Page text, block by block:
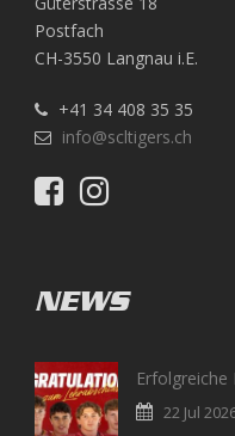
Postfach
CH-3550 Langnau i.E.
+41 34 408 35 35
info@scltigers.ch
NEWS
Erfolgreiche
22 Jul